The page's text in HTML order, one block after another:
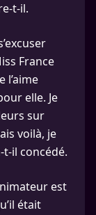
t-il.
France
l’aime
elle. Je
sur
voilà, je
t-il concédé.
est
était